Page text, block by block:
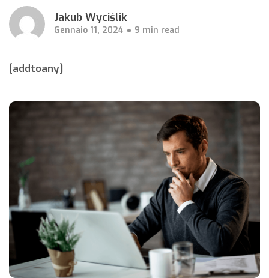
Jakub Wyciślik
Gennaio 11, 2024 9 min read
[addtoany]